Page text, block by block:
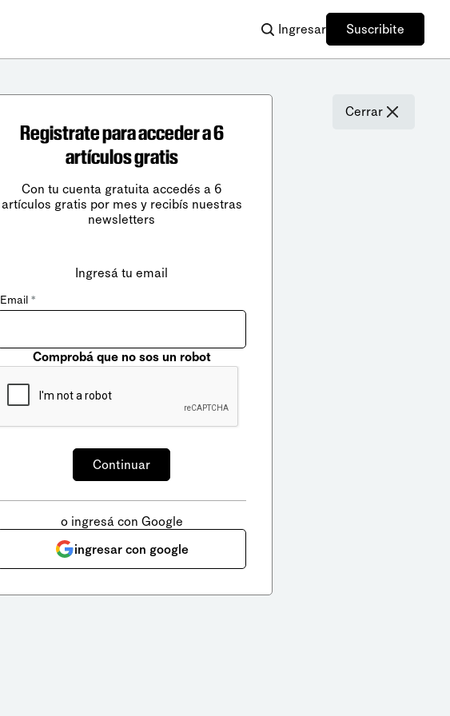
Ingresar Suscribite
Cerrar
Registrate para acceder a 6
artículos gratis
Con tu cuenta gratuita accedés a 6
artículos gratis por mes y recibís nuestras
newsletters
Ingresá tu email
Email *
Comprobá que no sos un robot
o ingresá con Google
ingresar con google